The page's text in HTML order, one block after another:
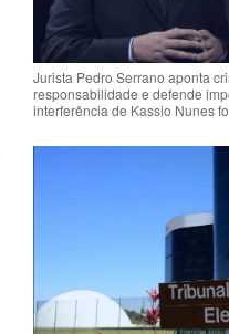
Jurista Pedro Serrano aponta
responsabilidade e defende
interferência de Kassio Nunes